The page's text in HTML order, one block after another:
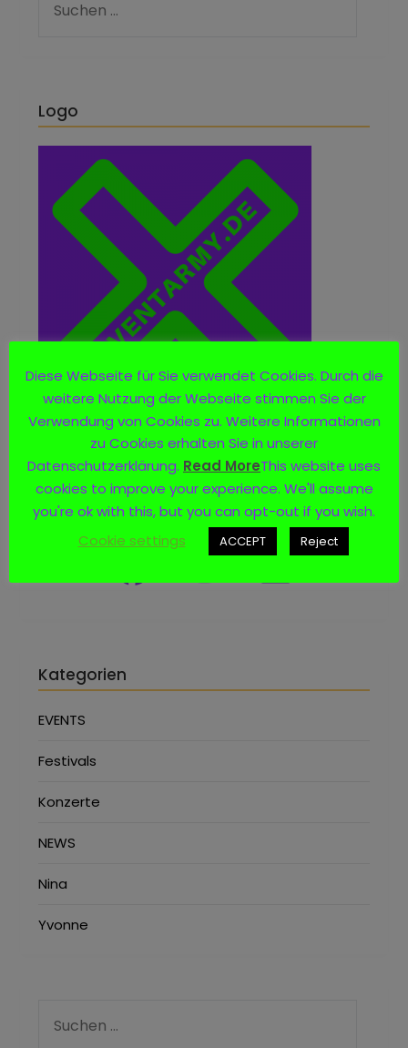
Logo
Social Media
Kategorien
EVENTS
Festivals
Konzerte
NEWS
Nina
Yvonne
Diese Webseite für Sie verwendet Cookies. Durch die
weitere Nutzung der Webseite stimmen Sie der
Verwendung von Cookies zu. Weitere Informationen
zu Cookies erhalten Sie in unserer
Datenschutzerklärung. Read MoreThis website uses
cookies to improve your experience. We'll assume
you're ok with this, but you can opt-out if you wish.
Cookie settings
ACCEPT Reject